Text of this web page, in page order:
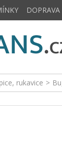
rukavice >
DOPRAVA